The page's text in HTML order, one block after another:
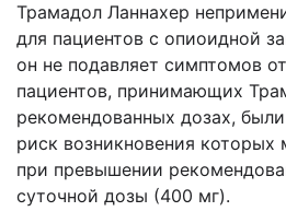
Трамадол Ланнахер
для пациентов с опиоидной
он не подавляет симптомов
пациентов, принимающих
рекомендованных дозах,
риск возникновения
при превышении
суточной дозы (400 мг).